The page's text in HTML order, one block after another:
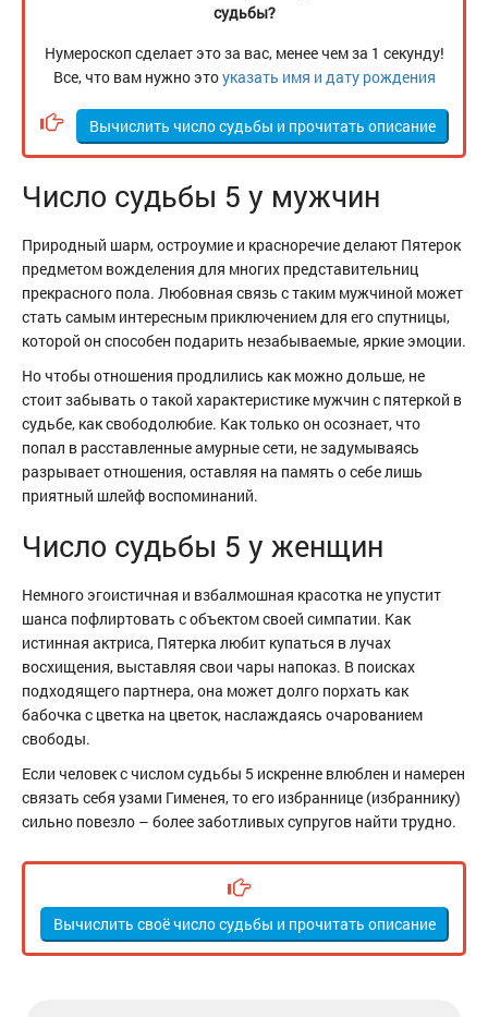
судьбы?
Нумероскоп сделает это за вас, менее чем за 1 секунду!
Все, что вам нужно этоуказать имя и дату рождения
Вычислить число судьбы и прочитать описание
Число судьбы 5 у мужчин
Природный шарм, остроумие и красноречие делают Пятерок
предметом вожделения для многих представительниц
прекрасного пола. Любовная связь с таким мужчиной может
стать самым интересным приключением для его спутницы,
которой он способен подарить незабываемые, яркие эмоции.
Но чтобы отношения продлились как можно дольше, не
стоит забывать о такой характеристике мужчин с пятеркой в
судьбе, как свободолюбие. Как только он осознает, что
попал в расставленные амурные сети, не задумываясь
разрывает отношения, оставляя на память о себе лишь
приятный шлейф воспоминаний.
Число судьбы 5 у женщин
Немного эгоистичная и взбалмошная красотка не упустит
шанса пофлиртовать с объектом своей симпатии. Как
истинная актриса, Пятерка любит купаться в лучах
восхищения, выставляя свои чары напоказ. В поисках
подходящего партнера, она может долго порхать как
бабочка с цветка на цветок, наслаждаясь очарованием
свободы.
Если человек с числом судьбы 5 искренне влюблен и намерен
связать себя узами Гименея, то его избраннице (избраннику)
сильно повезло – более заботливых супругов найти трудно.
Вычислить своё число судьбы и прочитать описание